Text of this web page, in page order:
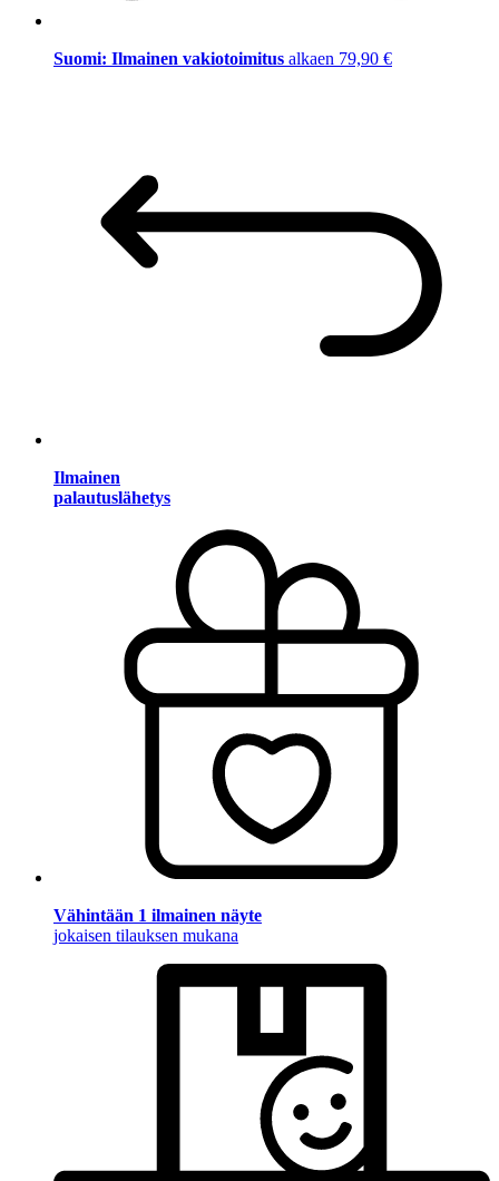
Suomi: Ilmainen vakiotoimitus alkaen 79,90 €
Ilmainen
palautuslähetys
Vähintään 1 ilmainen näyte
jokaisen tilauksen mukana